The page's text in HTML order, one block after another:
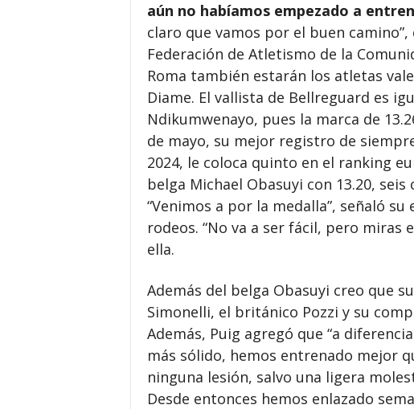
aún no habíamos empezado a
claro que vamos por el buen
Federación de Atletismo de la
Roma también estarán los atletas
Diame. El vallista de Bellreguard es
Ndikumwenayo, pues la marca de
de mayo, su mejor registro de
2024, le coloca quinto en el ranking
belga Michael Obasuyi con 13.20,
“Venimos a por la medalla”, señaló
rodeos. “No va a ser fácil, pero
ella.
Además del belga Obasuyi creo que
Simonelli, el británico Pozzi y su
Además, Puig agregó que “a
más sólido, hemos entrenado mejor
ninguna lesión, salvo una ligera
Desde entonces hemos enlazado